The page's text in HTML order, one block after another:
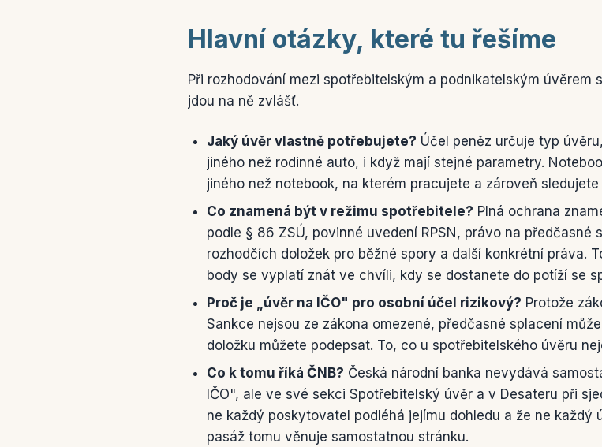
Hlavní otázky, které tu řešíme
Při rozhodování mezi spotřebitelským a podnikatelským
jdou na ně zvlášť.
Jaký úvěr vlastně potřebujete? Účel peněz určuje typ
jiného než rodinné auto, i když mají stejné parametry.
jiného než notebook, na kterém pracujete a zároveň sledujete
Co znamená být v režimu spotřebitele? Plná ochrana
podle § 86 ZSÚ, povinné uvedení RPSN, právo na
rozhodčích doložek pro běžné spory a další konkrétní práva.
body se vyplatí znát ve chvíli, kdy se dostanete do potíží se
Proč je „úvěr na IČO" pro osobní účel rizikový? Protože
Sankce nejsou ze zákona omezené, předčasné splacení
doložku můžete podepsat. To, co u spotřebitelského úvěru
Co k tomu říká ČNB? Česká národní banka nevydává
IČO", ale ve své sekci Spotřebitelský úvěr a v Desateru při
ne každý poskytovatel podléhá jejímu dohledu a že ne každý
pasáž tomu věnuje samostatnou stránku.